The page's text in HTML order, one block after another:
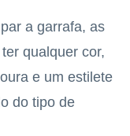
a garrafa, as
qualquer cor,
e um estilete
do tipo de